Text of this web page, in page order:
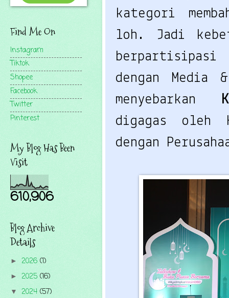
kategori
loh. Jadi
berpartisipasi
dengan Media
menyebarkan
digagas oleh
dengan
Find Me On
Instagram
Tiktok
Shopee
Facebook
Twitter
Pinterest
My Blog Has Been
Visit
610,906
Blog Archive
Details
► 2026 (1)
► 2025 (16)
▼ 2024 (57)